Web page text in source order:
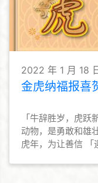
2022 年 1 月 18
金虎纳福报喜
「牛辞胜岁，虎
动物，是勇敢和雄
虎年，为让善信 「